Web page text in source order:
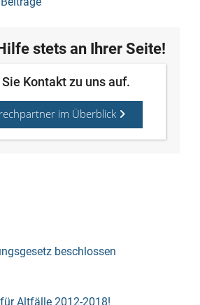
stets an Ihrer Seite!
Kontakt zu uns auf.
im Überblick
beschlossen
Altfälle 2012-2018!